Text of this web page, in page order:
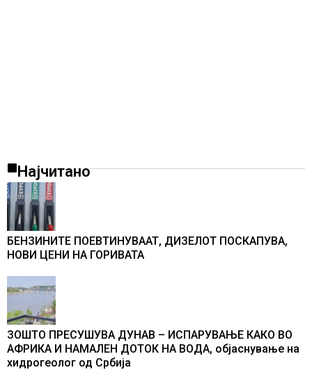
Најчитано
БЕНЗИНИТЕ ПОЕВТИНУВААТ, ДИЗЕЛОТ ПОСКАПУВА,
НОВИ ЦЕНИ НА ГОРИВАТА
ЗОШТО ПРЕСУШУВА ДУНАВ – ИСПАРУВАЊЕ КАКО ВО
АФРИКА И НАМАЛЕН ДОТОК НА ВОДА, објаснување на
хидрогеолог од Србија